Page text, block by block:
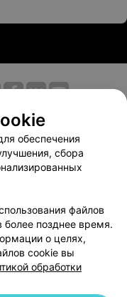
Размещение рекламы
договор
Способы оплаты
cookie
данных
обеспечения
сбора
файлов
более позднее время.
о целях,
cookie вы
обработки